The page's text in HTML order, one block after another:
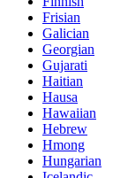
Frisian
Galician
Georgian
Gujarati
Haitian
Hausa
Hawaiian
Hebrew
Hmong
Hungarian